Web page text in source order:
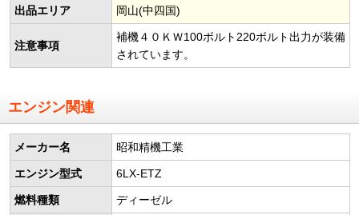
出品エリア 岡山(中四国)
注意事項
補機４０ＫＷ100ボルト220ボルト出力が装備
されています。
エンジン関連
メーカー名 昭和精機工業
エンジン型式 6LX-ETZ
燃料種類 ディーゼル